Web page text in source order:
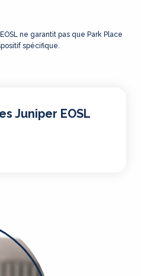
ne garantit pas que Park Place
spécifique.
Juniper EOSL